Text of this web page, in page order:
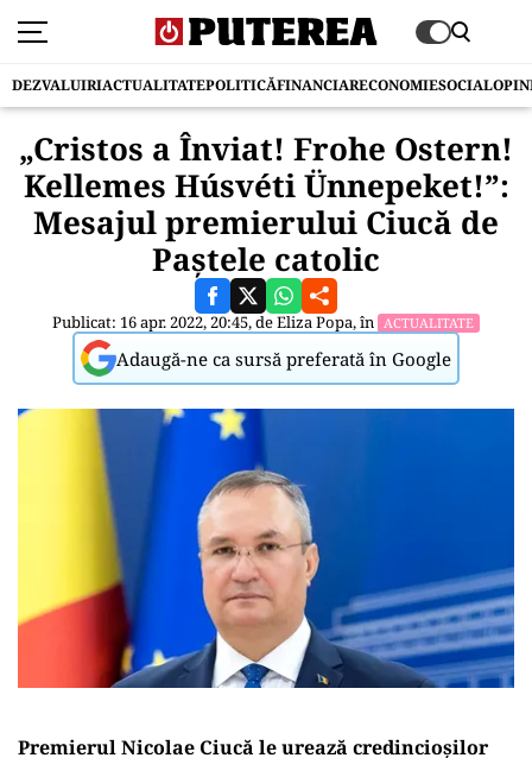
DEZVALUIRIACTUALITATEPOLITICĂFINANCIARECONOMIESOCIAL
„Cristos a Înviat! Frohe Ostern!
Kellemes Húsvéti Ünnepeket!”:
Mesajul premierului Ciucă de
Paștele catolic
Publicat: 16 apr. 2022, 20:45, deEliza Popa, în ACTUALITATE
Adaugă-ne ca sursă preferată în Google
Premierul Nicolae Ciucă le urează credincioşilor